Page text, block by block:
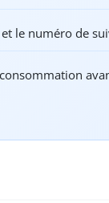
le numéro de